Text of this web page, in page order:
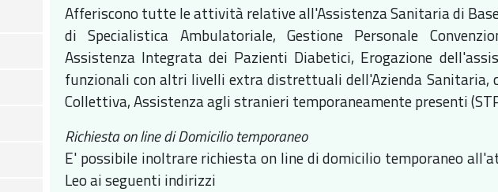
Afferiscono tutte le attività relative all'Assistenza Sanitaria di
di Specialistica Ambulatoriale, Gestione Personale
Assistenza Integrata dei Pazienti Diabetici, Erogazione
funzionali con altri livelli extra distrettuali dell'Azienda Sanitaria,
Collettiva, Assistenza agli stranieri temporaneamente presenti
Richiesta on line di Domicilio temporaneo
E' possibile inoltrare richiesta on line di domicilio temporaneo
Leo ai seguenti indirizzi